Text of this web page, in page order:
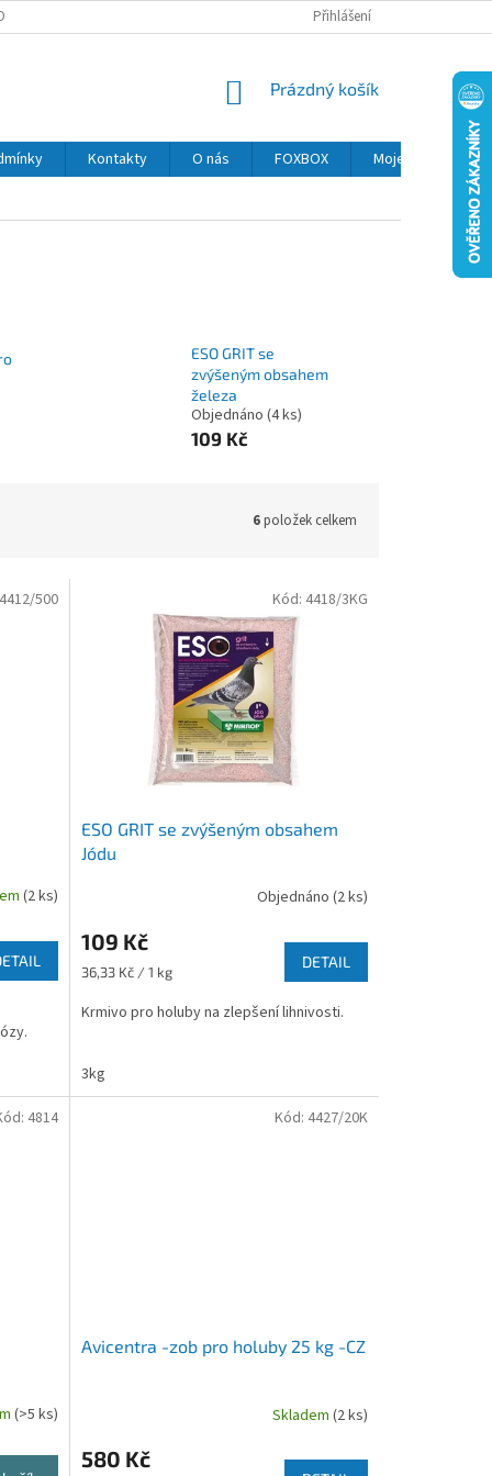
ÚDAJŮ Přihlášení
NÁKUPNÍ
Prázdný košík
Kontakty O nás FOXBOX
Moje objednávka
ESO GRIT se
zvýšeným obsahem
železa
Objednáno (4 ks)
109 Kč
6položek celkem
(2 ks)
4412/500
ESO GRIT se zvýšeným obsahem
Jódu
Objednáno (2 ks)
109 Kč
Měrná
36,33 Kč / 1 kg
DETAIL
Krmivo pro holuby na zlepšení lihnivosti.
3kg
Kód: 4418/3KG
(>5 ks)
4814
Avicentra -zob pro holuby 25 kg -CZ
Skladem (2 ks)
580 Kč
Kód: 4427/20K